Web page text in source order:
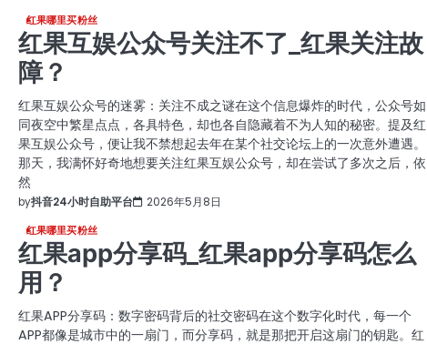
红果哪里买粉丝
红果互娱公众号关注不了_红果关注故
障？
红果互娱公众号的迷雾：关注不成之谜在这个信息爆炸的时代，公众号如
同夜空中繁星点点，各具特色，却也各自隐藏着不为人知的秘密。提及红
果互娱公众号，便让我不禁想起去年在某个社交论坛上的一次意外遭遇。
那天，我满怀好奇地想要关注红果互娱公众号，却在尝试了多次之后，依
然
by抖音24小时自助平台 2026年5月8日
红果哪里买粉丝
红果app分享码_红果app分享码怎么
用？
红果APP分享码：数字密码背后的社交密码在这个数字化时代，每一个
APP都像是城市中的一扇门，而分享码，就是那把开启这扇门的钥匙。红